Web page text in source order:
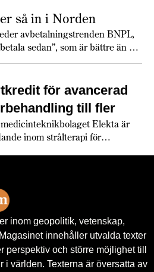
så in i Norden
avbetalningstrenden BNPL,
sedan”, som är bättre än sitt
för avancerad
till fler
Elekta är
inom strålterapi för
EKN.
inom geopolitik, vetenskap,
innehåller utvalda texter
perspektiv och större möjlighet till
i världen. Texterna är översatta av